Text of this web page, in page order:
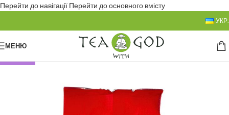
Перейти до навігації Перейти до основного вмісту
УКР.
МЕНЮ